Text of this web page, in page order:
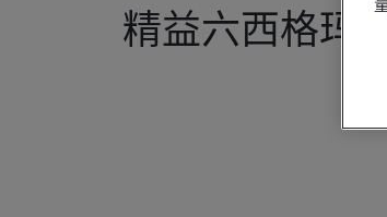
精益六西格玛